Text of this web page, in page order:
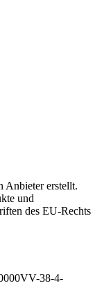
Anbieter erstellt.
und
des EU-Rechts
38-4-